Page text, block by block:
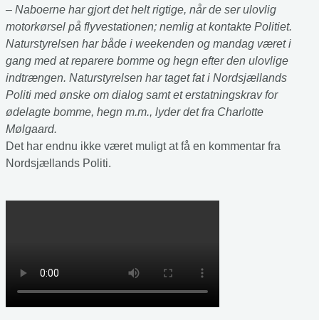
– Naboerne har gjort det helt rigtige, når de ser ulovlig
motorkørsel på flyvestationen; nemlig at kontakte Politiet.
Naturstyrelsen har både i weekenden og mandag været i
gang med at reparere bomme og hegn efter den ulovlige
indtrængen. Naturstyrelsen har taget fat i Nordsjællands
Politi med ønske om dialog samt et erstatningskrav for
ødelagte bomme, hegn m.m., lyder det fra Charlotte
Mølgaard.
Det har endnu ikke været muligt at få en kommentar fra
Nordsjællands Politi.